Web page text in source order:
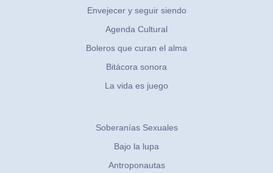
Envejecer y seguir siendo
Agenda Cultural
Boleros que curan el alma
Bitácora sonora
La vida es juego
Soberanías Sexuales
Bajo la lupa
Antroponautas